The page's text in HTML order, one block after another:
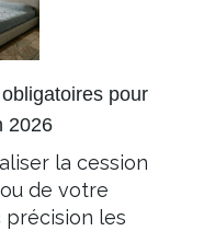
pour
2026
la cession
de votre
précision les